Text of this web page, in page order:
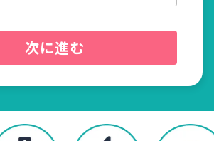
次に進む